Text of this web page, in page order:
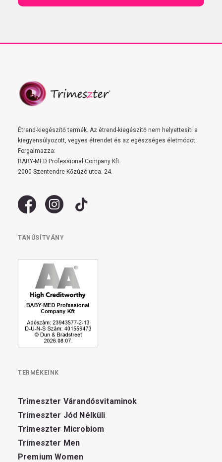
Étrend-kiegészítő termék. Az étrend-kiegészítő nem helyettesíti a
kiegyensúlyozott, vegyes étrendet és az egészséges életmódot.
Forgalmazza:
BABY-MED Professional Company Kft.
2000 Szentendre Kőzúzó utca. 24.
TANÚSÍTVÁNY
TERMÉKEINK
Trimeszter Várandósvitaminok
Trimeszter Jód Nélküli
Trimeszter Microbiom
Trimeszter Men
Premium Women